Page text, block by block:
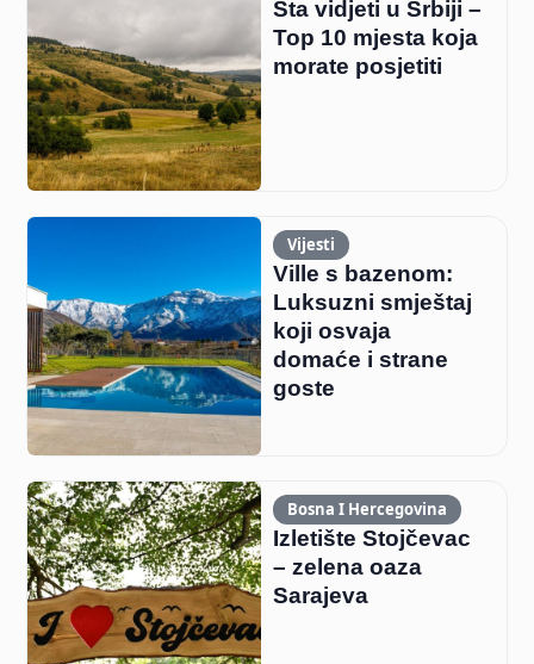
Šta vidjeti u Srbiji –
Top 10 mjesta koja
morate posjetiti
Vijesti
Ville s bazenom:
Luksuzni smještaj
koji osvaja
domaće i strane
goste
Bosna I Hercegovina
Izletište Stojčevac
– zelena oaza
Sarajeva